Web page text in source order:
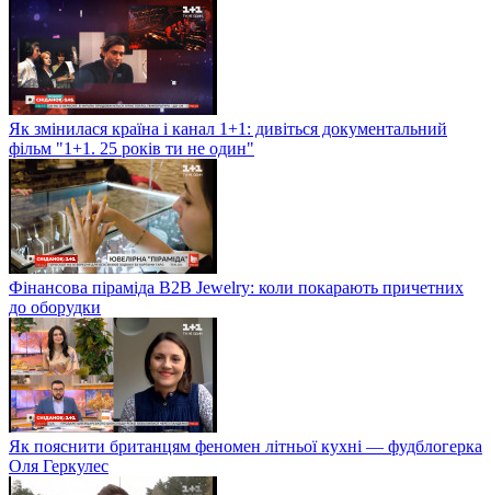
Як змінилася країна і канал 1+1: дивіться документальний
фільм "1+1. 25 років ти не один"
Фінансова піраміда B2B Jewelry: коли покарають причетних
до оборудки
Як пояснити британцям феномен літньої кухні — фудблогерка
Оля Геркулес